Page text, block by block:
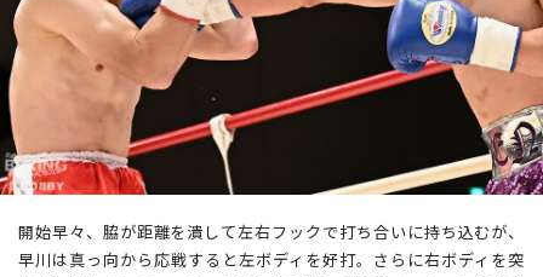
開始早々、脇が距離を潰して左右フックで打ち合いに持ち込むが、
早川は真っ向から応戦すると左ボディを好打。さらに右ボディを突